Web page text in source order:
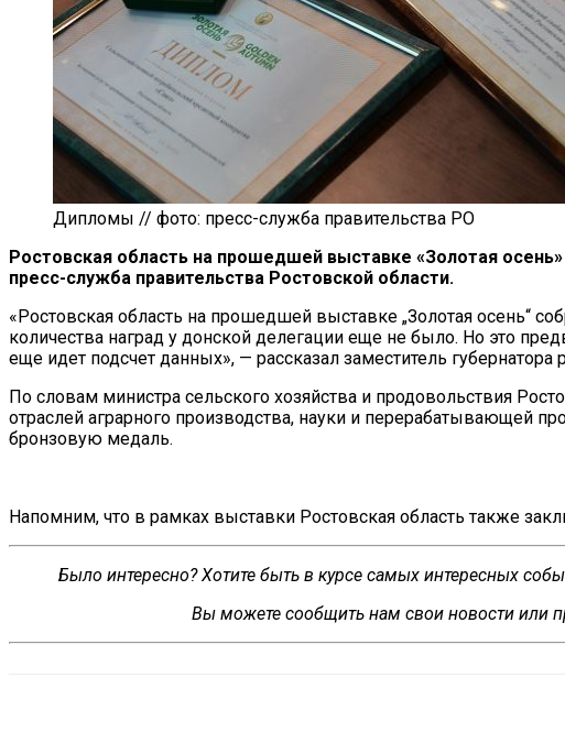
Дипломы // фото: пресс-служба правительства РО
Ростовская область на прошедшей выставке «Золотая осень»
пресс-служба правительства Ростовской области.
«Ростовская область на прошедшей выставке „Золотая осень“
количества наград у донской делегации еще не было. Но это
еще идет подсчет данных», — рассказал заместитель губернатора
По словам министра сельского хозяйства и продовольствия
отраслей аграрного производства, науки и перерабатывающей
бронзовую медаль.
Напомним, что в рамках выставки Ростовская область также
Было интересно? Хотите быть в курсе самых интересных
Вы можете сообщить нам свои новости или